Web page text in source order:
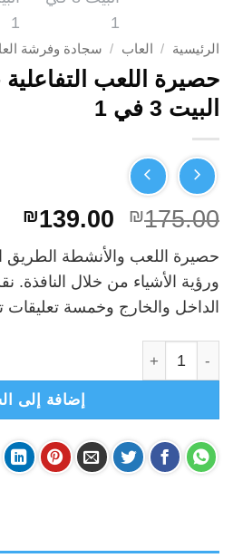
الرئيسية / العاب / سجادة وفرشة
حصيرة اللعب
البيت 3 في 1
₪175.00
السعر
الأصلي
هو:
₪175.00.
₪139.00
₪139.00.
حصيرة اللعب والأنشطة الطريق
ورؤية الأشياء من خلال
الداخل والخارج وخمسة تعليقات
إضافة إلى